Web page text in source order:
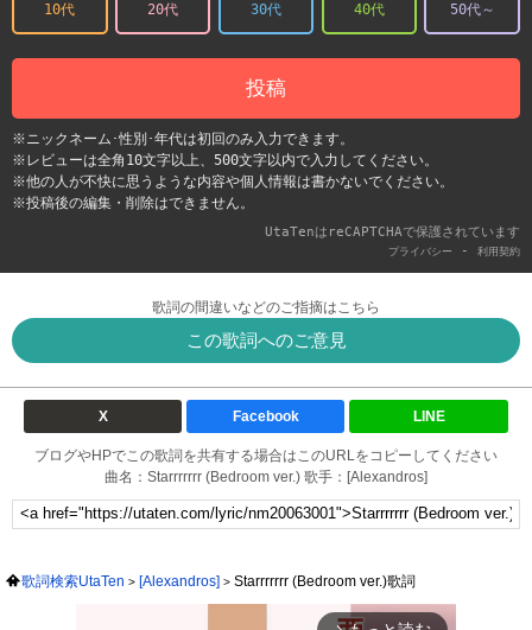
10代 20代 30代 40代 50代～
投稿
※ニックネーム･性別･年代は初回のみ入力できます。
※レビューは全角10文字以上、500文字以内で入力してください。
※他の人が不快に思うような内容や個人情報は書かないでください。
※投稿後の編集・削除はできません。
UtaTenはreCAPTCHAで保護されています
プライバシー - 利用契約
歌詞の間違いなどのご指摘はこちら
この歌詞へのご意見
X Facebook LINE
ブログやHPでこの歌詞を共有する場合はこのURLをコピーしてください
曲名：Starrrrrrr (Bedroom ver.) 歌手：[Alexandros]
歌詞検索UtaTen [Alexandros] Starrrrrrr (Bedroom ver.)歌詞